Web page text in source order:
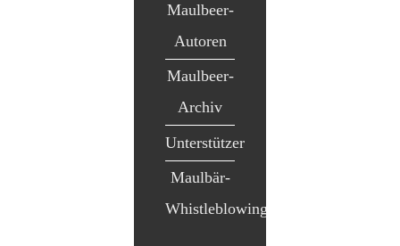
Maulbeer-
Autoren
Maulbeer-
Archiv
Unterstützer
Maulbär-
Whistleblowing